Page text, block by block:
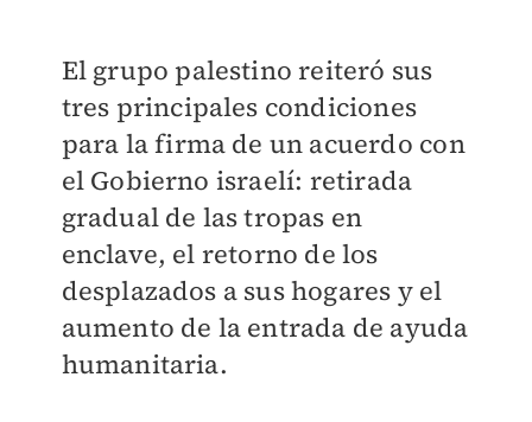
El grupo palestino reiteró sus
tres principales condiciones
para la firma de un acuerdo con
el Gobierno israelí: retirada
gradual de las tropas en
enclave, el retorno de los
desplazados a sus hogares y el
aumento de la entrada de ayuda
humanitaria.